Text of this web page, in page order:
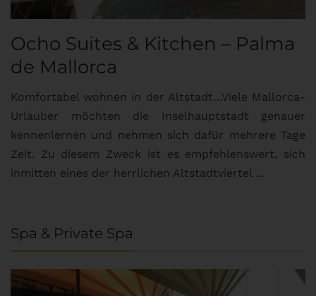
Ocho Suites & Kitchen – Palma
de Mallorca
Komfortabel wohnen in der Altstadt…Viele Mallorca-
Urlauber möchten die Inselhauptstadt genauer
kennenlernen und nehmen sich dafür mehrere Tage
Zeit. Zu diesem Zweck ist es empfehlenswert, sich
inmitten eines der herrlichen Altstadtviertel ...
Spa & Private Spa